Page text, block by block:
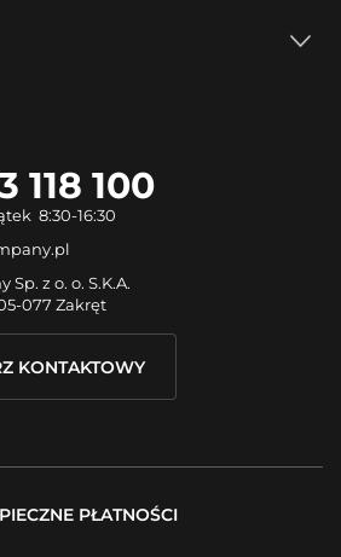
118 100
8:30-16:30
z o. o. S.K.A.
077 Zakręt
KONTAKTOWY
PŁATNOŚCI